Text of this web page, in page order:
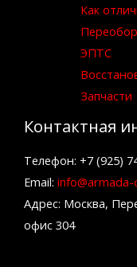
Как
ЭПТС
Запчасти
Контактная
Телефон: +7 (925)
Email:
Адрес: Москва,
офис 304